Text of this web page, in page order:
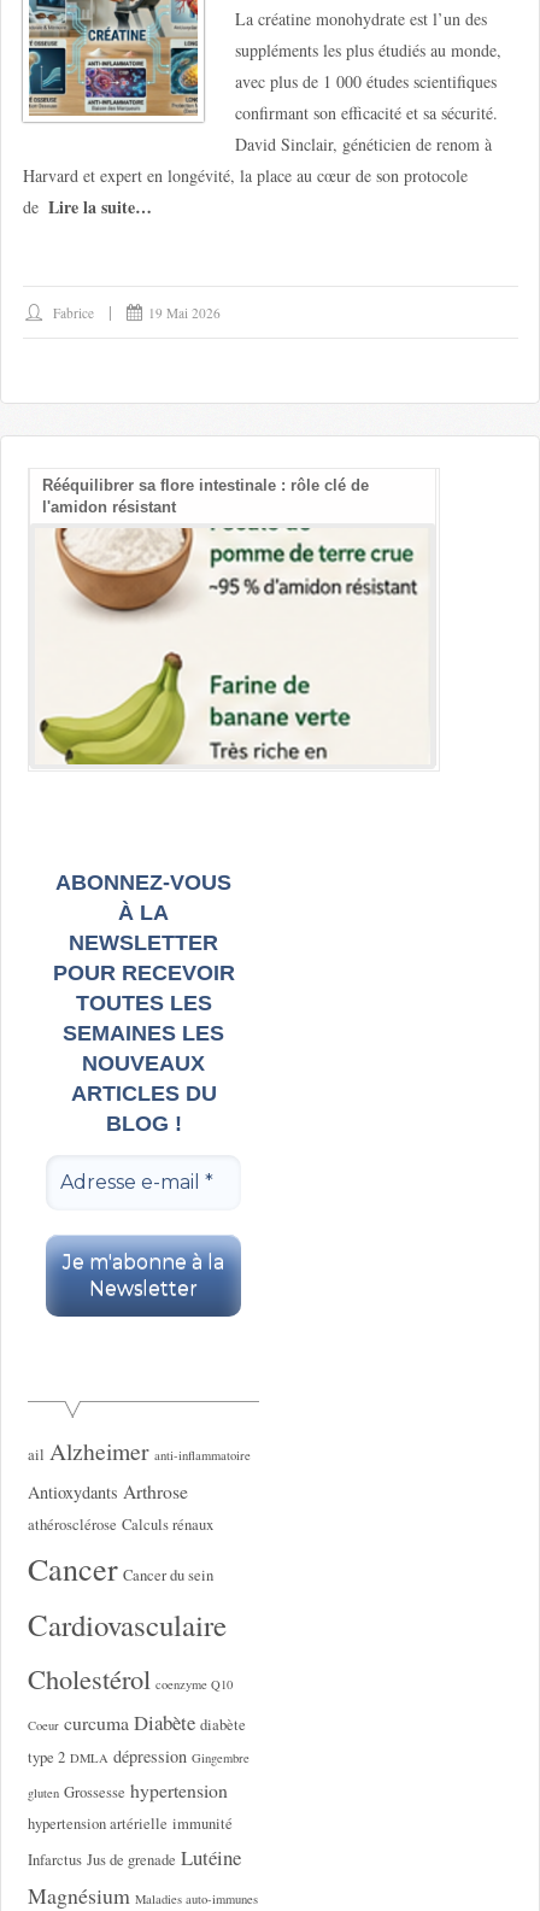
La créatine monohydrate est l’un des
suppléments les plus étudiés au monde,
avec plus de 1 000 études scientifiques
confirmant son efficacité et sa sécurité.
David Sinclair, généticien de renom à
Harvard et expert en longévité, la place au cœur de son protocole
de Lire la suite…
Fabrice 19 Mai 2026
Rééquilibrer sa flore intestinale : rôle clé de
l'amidon résistant
ABONNEZ-VOUS
À LA
NEWSLETTER
POUR RECEVOIR
TOUTES LES
SEMAINES LES
NOUVEAUX
ARTICLES DU
BLOG !
ail Alzheimer anti-inflammatoire
Antioxydants Arthrose
athérosclérose Calculs rénaux
Cancer Cancer du sein
Cardiovasculaire
Cholestérol coenzyme Q10
Coeur curcuma Diabète diabète
type 2 DMLA dépression Gingembre
gluten Grossesse hypertension
hypertension artérielle immunité
Infarctus Jus de grenade Lutéine
Magnésium Maladies auto-immunes